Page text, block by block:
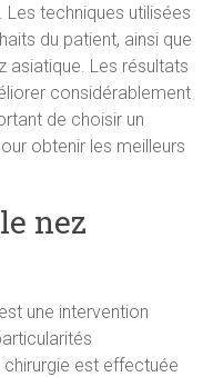
techniques utilisées
du patient, ainsi que
asiatique. Les résultats
considérablement
de choisir un
obtenir les meilleurs
nez
une intervention
est effectuée